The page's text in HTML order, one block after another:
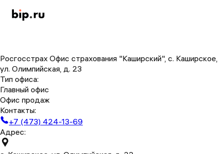
Росгосстрах Офис страхования "Каширский", с. Каширское,
ул. Олимпийская, д. 23
Тип офиса:
Главный офис
Офис продаж
Контакты:
+7 (473) 424-13-69
Адрес: